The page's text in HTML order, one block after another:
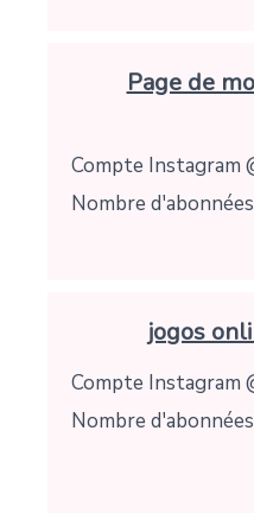
Page de
Compte Instagram
Nombre
jogos
Compte Instagram
Nombre